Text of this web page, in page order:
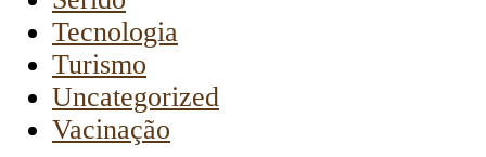
Tecnologia
Turismo
Uncategorized
Vacinação